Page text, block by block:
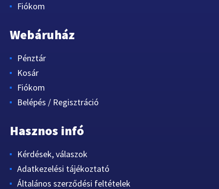
Fiókom
Webáruház
Pénztár
Kosár
Fiókom
Belépés / Regisztráció
Hasznos infó
Kérdések, válaszok
Adatkezelési tájékoztató
Általános szerződési feltételek